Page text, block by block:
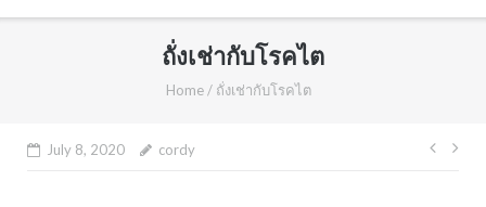
ถั่งเช่ากับโรคไต
Home/ ถั่งเช่ากับโรคไต
July 8, 2020 cordy
Post